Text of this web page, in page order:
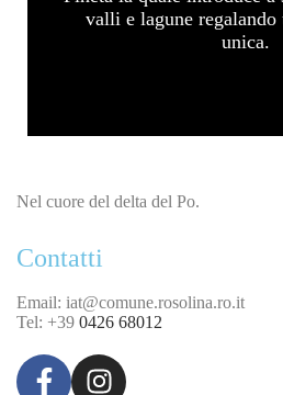
valli e lagune regalando
unica.
Nel cuore del delta del Po.
Contatti
Email: iat@comune.rosolina.ro.it
Tel: +39 0426 68012